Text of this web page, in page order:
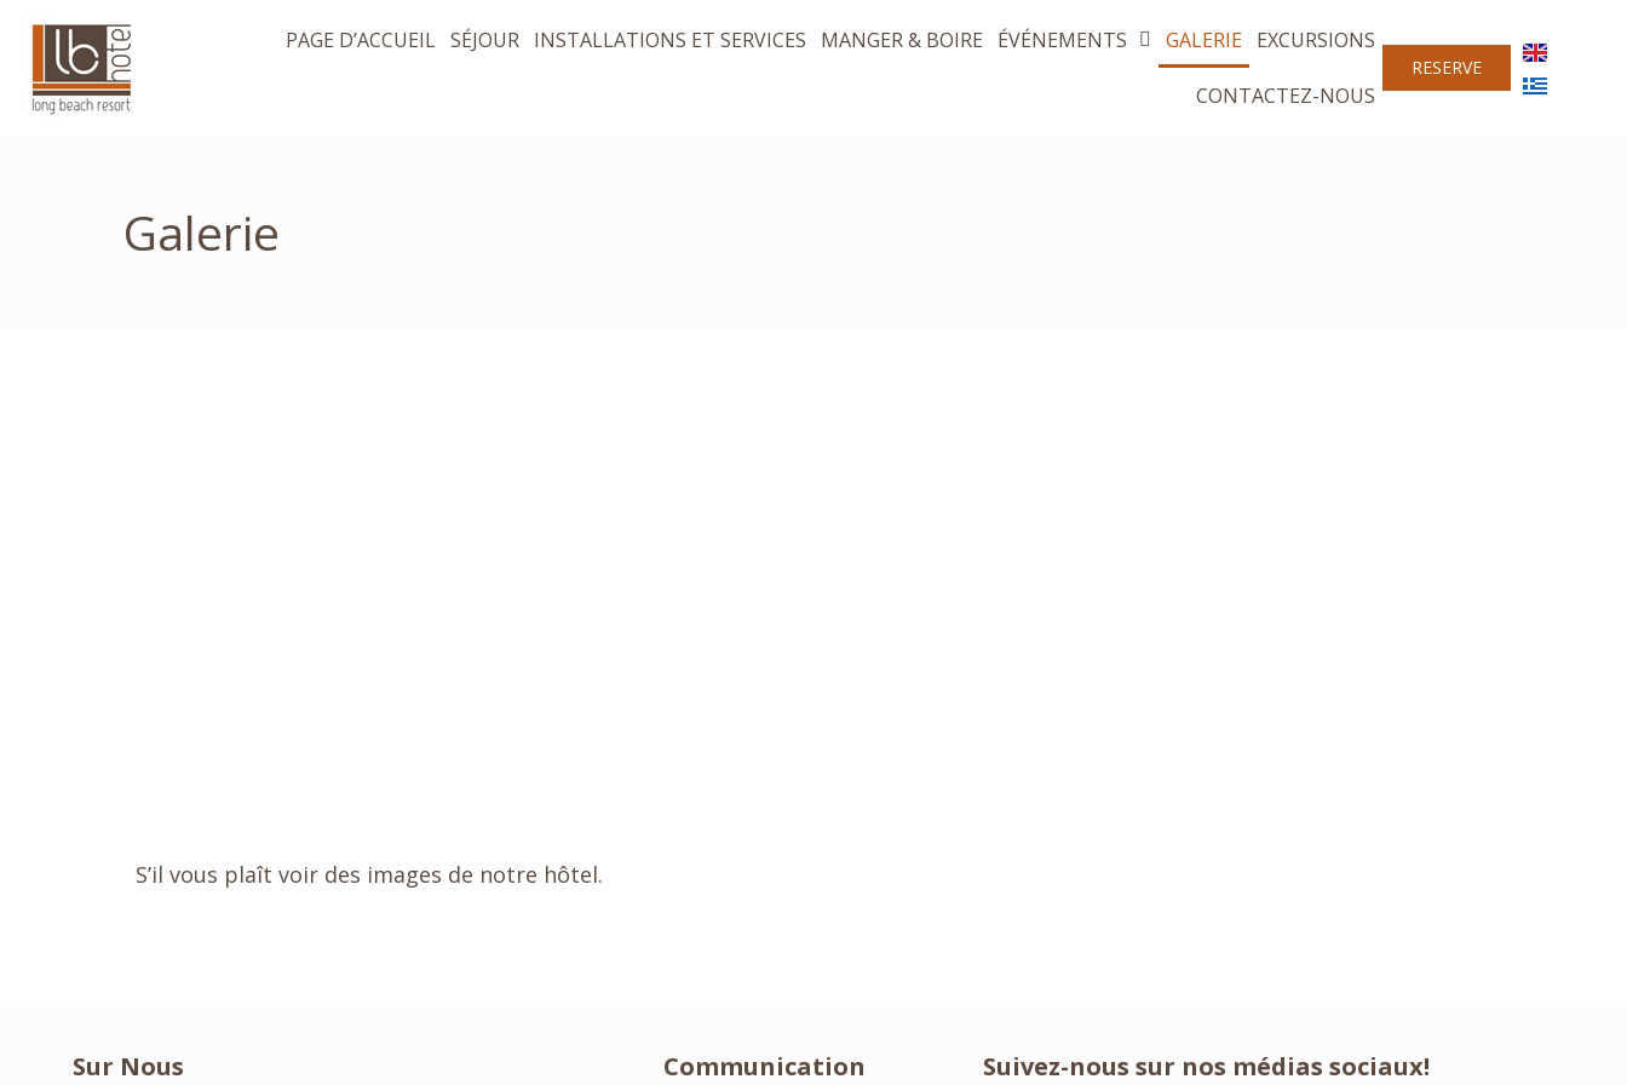
PAGE D’ACCUEIL SÉJOUR INSTALLATIONS ET SERVICES MANGER & BOIRE ÉVÉNEMENTS GALERIE EXCURSIONS
CONTACTEZ-NOUS
RESERVE
Galerie
S’il vous plaît voir des images de notre hôtel.
Sur Nous Communication Suivez-nous sur nos médias sociaux!